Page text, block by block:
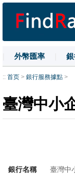
外幣匯率
| 名詞解釋 | 換
:: 首页 > 銀行服務據點 >
臺灣中小
銀行名稱 臺灣中